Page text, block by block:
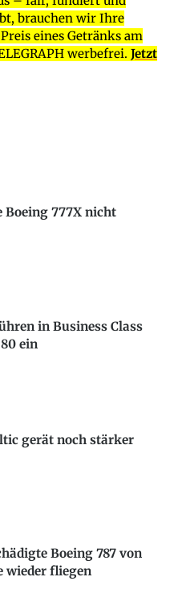
brauchen wir Ihre
eines Getränks am
werbefrei. Jetzt
777X nicht
in Business Class
ein
gerät noch stärker
Boeing 787 von
wieder fliegen